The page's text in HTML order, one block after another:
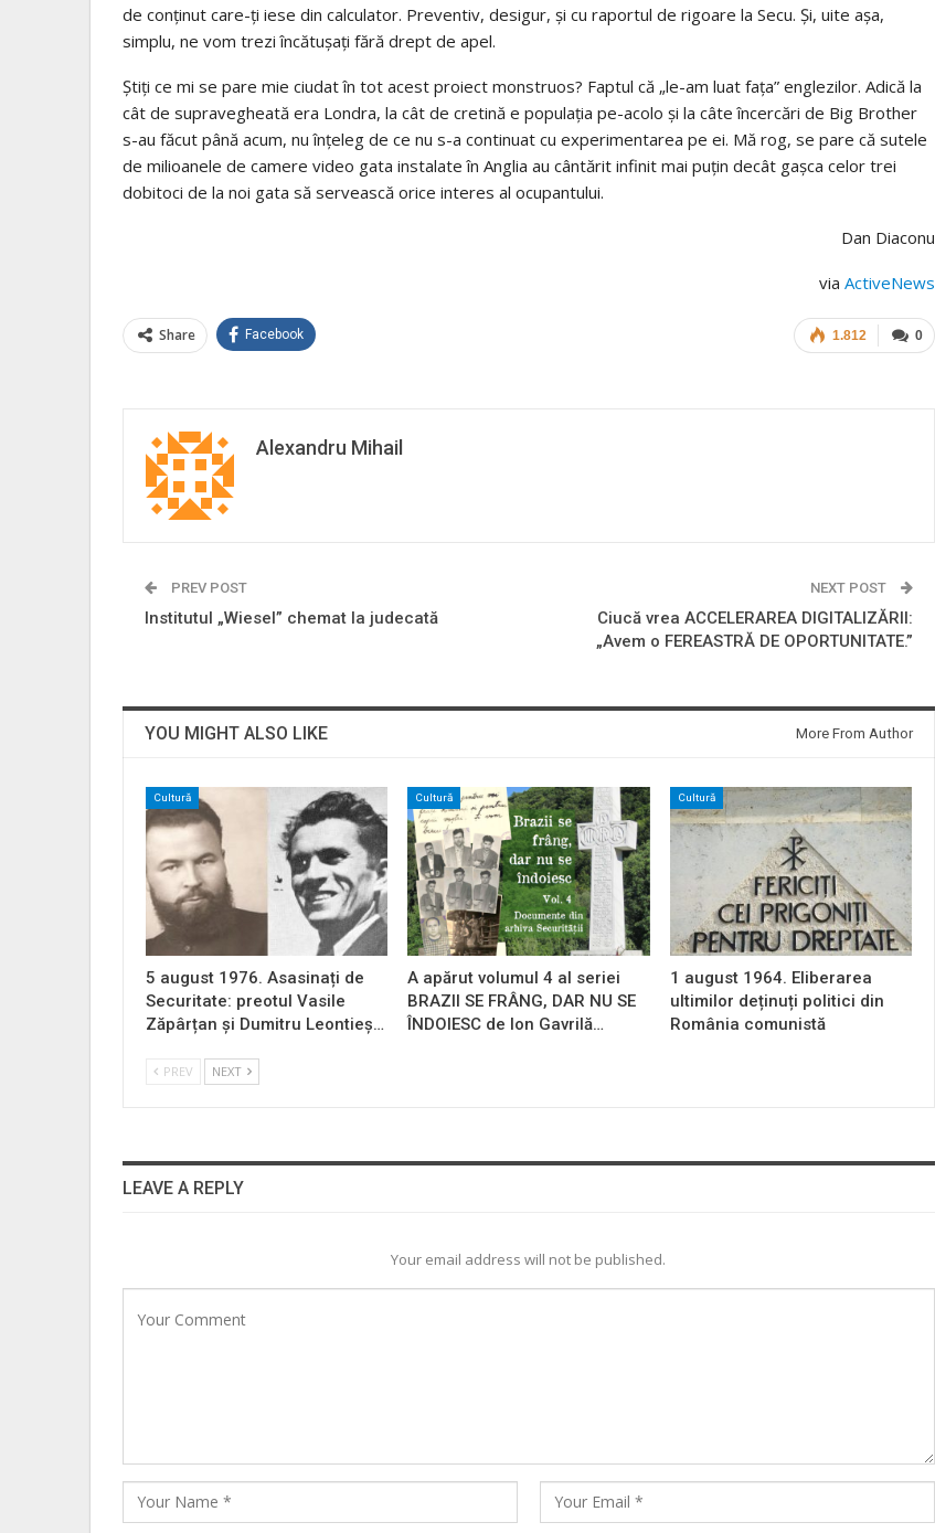
de conținut care-ți iese din calculator. Preventiv, desigur, și cu raportul de rigoare la Secu. Și, uite așa,
simplu, ne vom trezi încătușați fără drept de apel.
Știți ce mi se pare mie ciudat în tot acest proiect monstruos? Faptul că „le-am luat fața” englezilor. Adică la
cât de supravegheată era Londra, la cât de cretină e populația pe-acolo și la câte încercări de Big Brother
s-au făcut până acum, nu înțeleg de ce nu s-a continuat cu experimentarea pe ei. Mă rog, se pare că sutele
de milioanele de camere video gata instalate în Anglia au cântărit infinit mai puțin decât gașca celor trei
dobitoci de la noi gata să servească orice interes al ocupantului.
Dan Diaconu
via ActiveNews
0
1.812
Share Facebook
Alexandru Mihail
PREV POST
Institutul „Wiesel” chemat la judecată
NEXT POST
Ciucă vrea ACCELERAREA DIGITALIZĂRII:
„Avem o FEREASTRĂ DE OPORTUNITATE.”
YOU MIGHT ALSO LIKE More From Author
Cultură
5 august 1976. Asasinați de
Securitate: preotul Vasile
Zăpârțan și Dumitru Leontieș…
Cultură
A apărut volumul 4 al seriei
BRAZII SE FRÂNG, DAR NU SE
ÎNDOIESC de Ion Gavrilă…
Cultură
1 august 1964. Eliberarea
ultimilor deținuți politici din
România comunistă
PREV NEXT
LEAVE A REPLY
Your email address will not be published.